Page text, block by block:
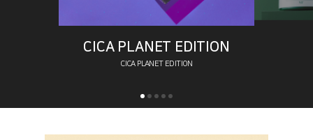
CICA PLANET EDITION
CICA PLANET EDITION